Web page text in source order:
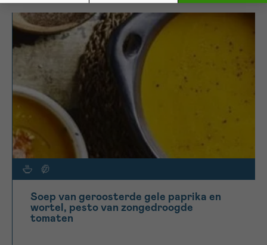
Soep van geroosterde gele paprika en
wortel, pesto van zongedroogde
tomaten